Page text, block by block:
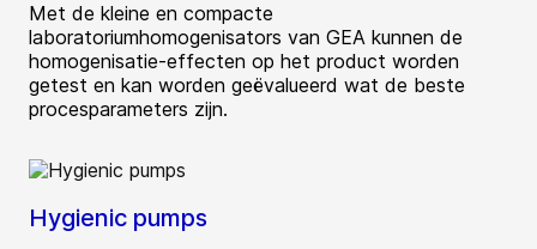
Met de kleine en compacte
laboratoriumhomogenisators van GEA kunnen de
homogenisatie-effecten op het product worden
getest en kan worden geëvalueerd wat de beste
procesparameters zijn.
Hygienic pumps